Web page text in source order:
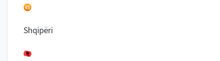
Shqipëri